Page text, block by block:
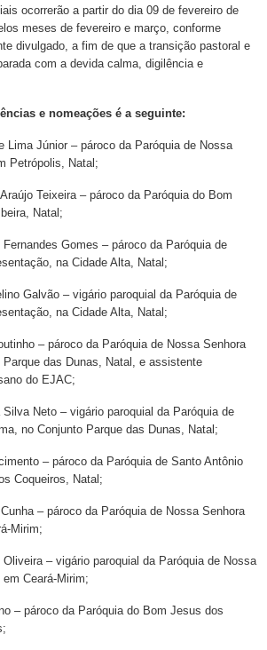
ocorrerão a partir do dia 09 de fevereiro de
meses de fevereiro e março, conforme
divulgado, a fim de que a transição pastoral e
com a devida calma, digilência e
e nomeações é a seguinte:
Lima Júnior – pároco da Paróquia de Nossa
Petrópolis, Natal;
Teixeira – pároco da Paróquia do Bom
Natal;
Gomes – pároco da Paróquia de
na Cidade Alta, Natal;
Galvão – vigário paroquial da Paróquia de
na Cidade Alta, Natal;
– pároco da Paróquia de Nossa Senhora
das Dunas, Natal, e assistente
do EJAC;
Neto – vigário paroquial da Paróquia de
no Conjunto Parque das Dunas, Natal;
– pároco da Paróquia de Santo Antônio
Coqueiros, Natal;
– pároco da Paróquia de Nossa Senhora
Mirim;
– vigário paroquial da Paróquia de Nossa
Ceará-Mirim;
– pároco da Paróquia do Bom Jesus dos